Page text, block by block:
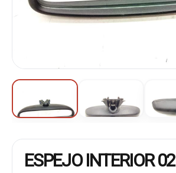
ESPEJO INTERIOR